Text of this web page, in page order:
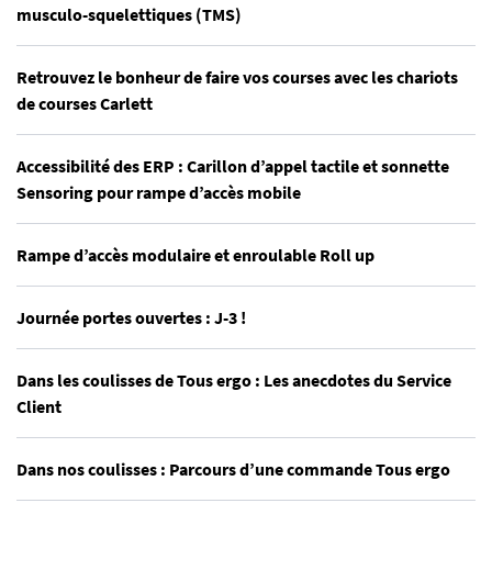
musculo-squelettiques (TMS)
Retrouvez le bonheur de faire vos courses avec les chariots
de courses Carlett
Accessibilité des ERP : Carillon d’appel tactile et sonnette
Sensoring pour rampe d’accès mobile
Rampe d’accès modulaire et enroulable Roll up
Journée portes ouvertes : J-3 !
Dans les coulisses de Tous ergo : Les anecdotes du Service
Client
Dans nos coulisses : Parcours d’une commande Tous ergo